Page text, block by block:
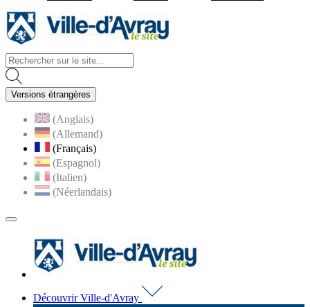
Versions étrangères
(Anglais)
(Allemand)
(Français)
(Espagnol)
(Italien)
(Néerlandais)
MENU
Découvrir Ville-d'Avray